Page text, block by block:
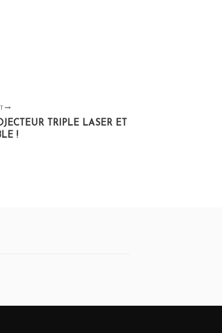
TRIPLE LASER ET
!